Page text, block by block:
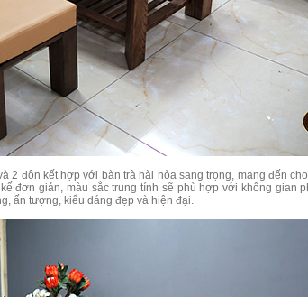
2 đôn kết hợp với bàn trà hài hòa sang trọng, mang đến
đơn giản, màu sắc trung tính sẽ phù hợp với không gian
ấn tượng, kiểu dáng đẹp và hiện đại.